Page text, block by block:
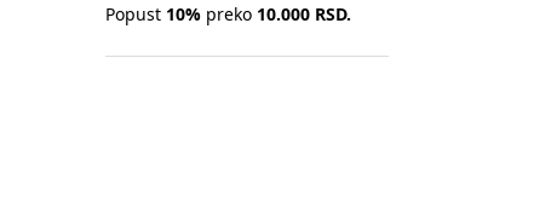
Popust 10% preko 10.000 RSD.